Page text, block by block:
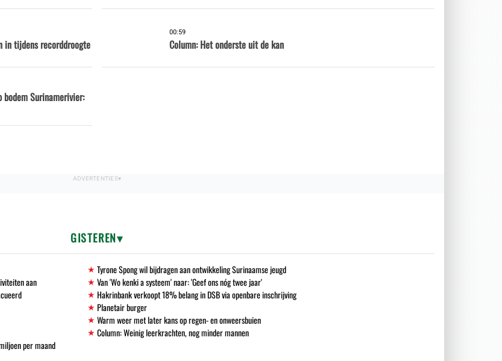
in tijdens recorddroogte
00:59
Column: Het onderste uit de kan
bodem Surinamerivier:
GISTEREN
Tyrone Spong wil bijdragen aan ontwikkeling Surinaamse jeugd
aan
Van 'Wo kenki a systeem' naar: 'Geef ons nóg twee jaar'
Hakrinbank verkoopt 18% belang in DSB via openbare inschrijving
Planetair burger
Warm weer met later kans op regen- en onweersbuien
Column: Weinig leerkrachten, nog minder mannen
per maand